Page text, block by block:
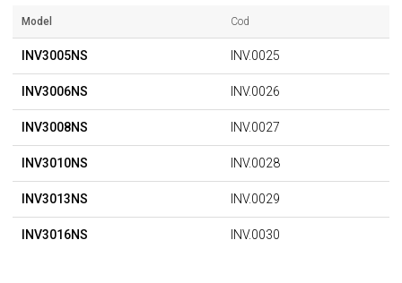
Model Cod
INV3005NS INV.0025
INV3006NS INV.0026
INV3008NS INV.0027
INV3010NS INV.0028
INV3013NS INV.0029
INV3016NS INV.0030